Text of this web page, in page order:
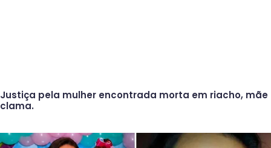
Justiça pela mulher encontrada morta em riacho, mãe
clama.